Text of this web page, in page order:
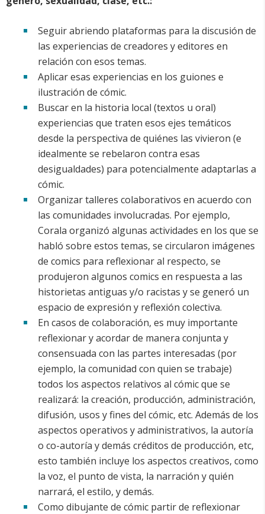
Seguir abriendo plataformas para la discusión de
las experiencias de creadores y editores en
relación con esos temas.
Aplicar esas experiencias en los guiones e
ilustración de cómic.
Buscar en la historia local (textos u oral)
experiencias que traten esos ejes temáticos
desde la perspectiva de quiénes las vivieron (e
idealmente se rebelaron contra esas
desigualdades) para potencialmente adaptarlas a
cómic.
Organizar talleres colaborativos en acuerdo con
las comunidades involucradas. Por ejemplo,
Corala organizó algunas actividades en los que se
habló sobre estos temas, se circularon imágenes
de comics para reflexionar al respecto, se
produjeron algunos comics en respuesta a las
historietas antiguas y/o racistas y se generó un
espacio de expresión y reflexión colectiva.
En casos de colaboración, es muy importante
reflexionar y acordar de manera conjunta y
consensuada con las partes interesadas (por
ejemplo, la comunidad con quien se trabaje)
todos los aspectos relativos al cómic que se
realizará: la creación, producción, administración,
difusión, usos y fines del cómic, etc. Además de los
aspectos operativos y administrativos, la autoría
o co-autoría y demás créditos de producción, etc,
esto también incluye los aspectos creativos, como
la voz, el punto de vista, la narración y quién
narrará, el estilo, y demás.
Como dibujante de cómic partir de reflexionar